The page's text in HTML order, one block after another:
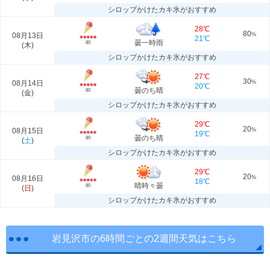
シロップかけたカキ氷がおすすめ
08月13日
(木) 80 曇一時雨
28℃
21℃
80%
シロップかけたカキ氷がおすすめ
08月14日
(金) 80 曇のち晴
27℃
20℃
30%
シロップかけたカキ氷がおすすめ
08月15日
(土) 80 曇のち晴
29℃
19℃
20%
シロップかけたカキ氷がおすすめ
08月16日
(日 ) 80 晴時々曇
29℃
18℃
20%
シロップかけたカキ氷がおすすめ
岩見沢市の6時間ごとの2週間天気はこちら